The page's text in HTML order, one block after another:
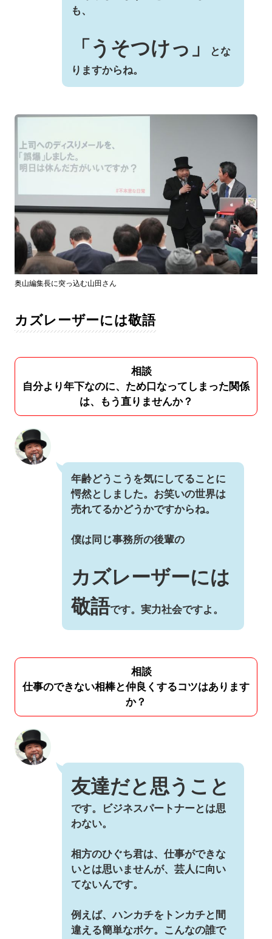
も、
「うそつけっ」
とな
りますからね。
奥山編集長に突っ込む山田さん
カズレーザーには敬語
相談
自分より年下なのに、ため口なってしまった関係
は、もう直りませんか？
年齢どうこうを気にしてることに
愕然としました。お笑いの世界は
売れてるかどうかですからね。
僕は同じ事務所の後輩の
カズレーザーには
敬語です。実力社会ですよ。
相談
仕事のできない相棒と仲良くするコツはあります
か？
友達だと思うこと
です。ビジネスパートナーとは思
わない。
相方のひぐち君は、仕事ができな
いとは思いませんが、芸人に向い
てないんです。
例えば、ハンカチをトンカチと間
違える簡単なボケ。こんなの誰で